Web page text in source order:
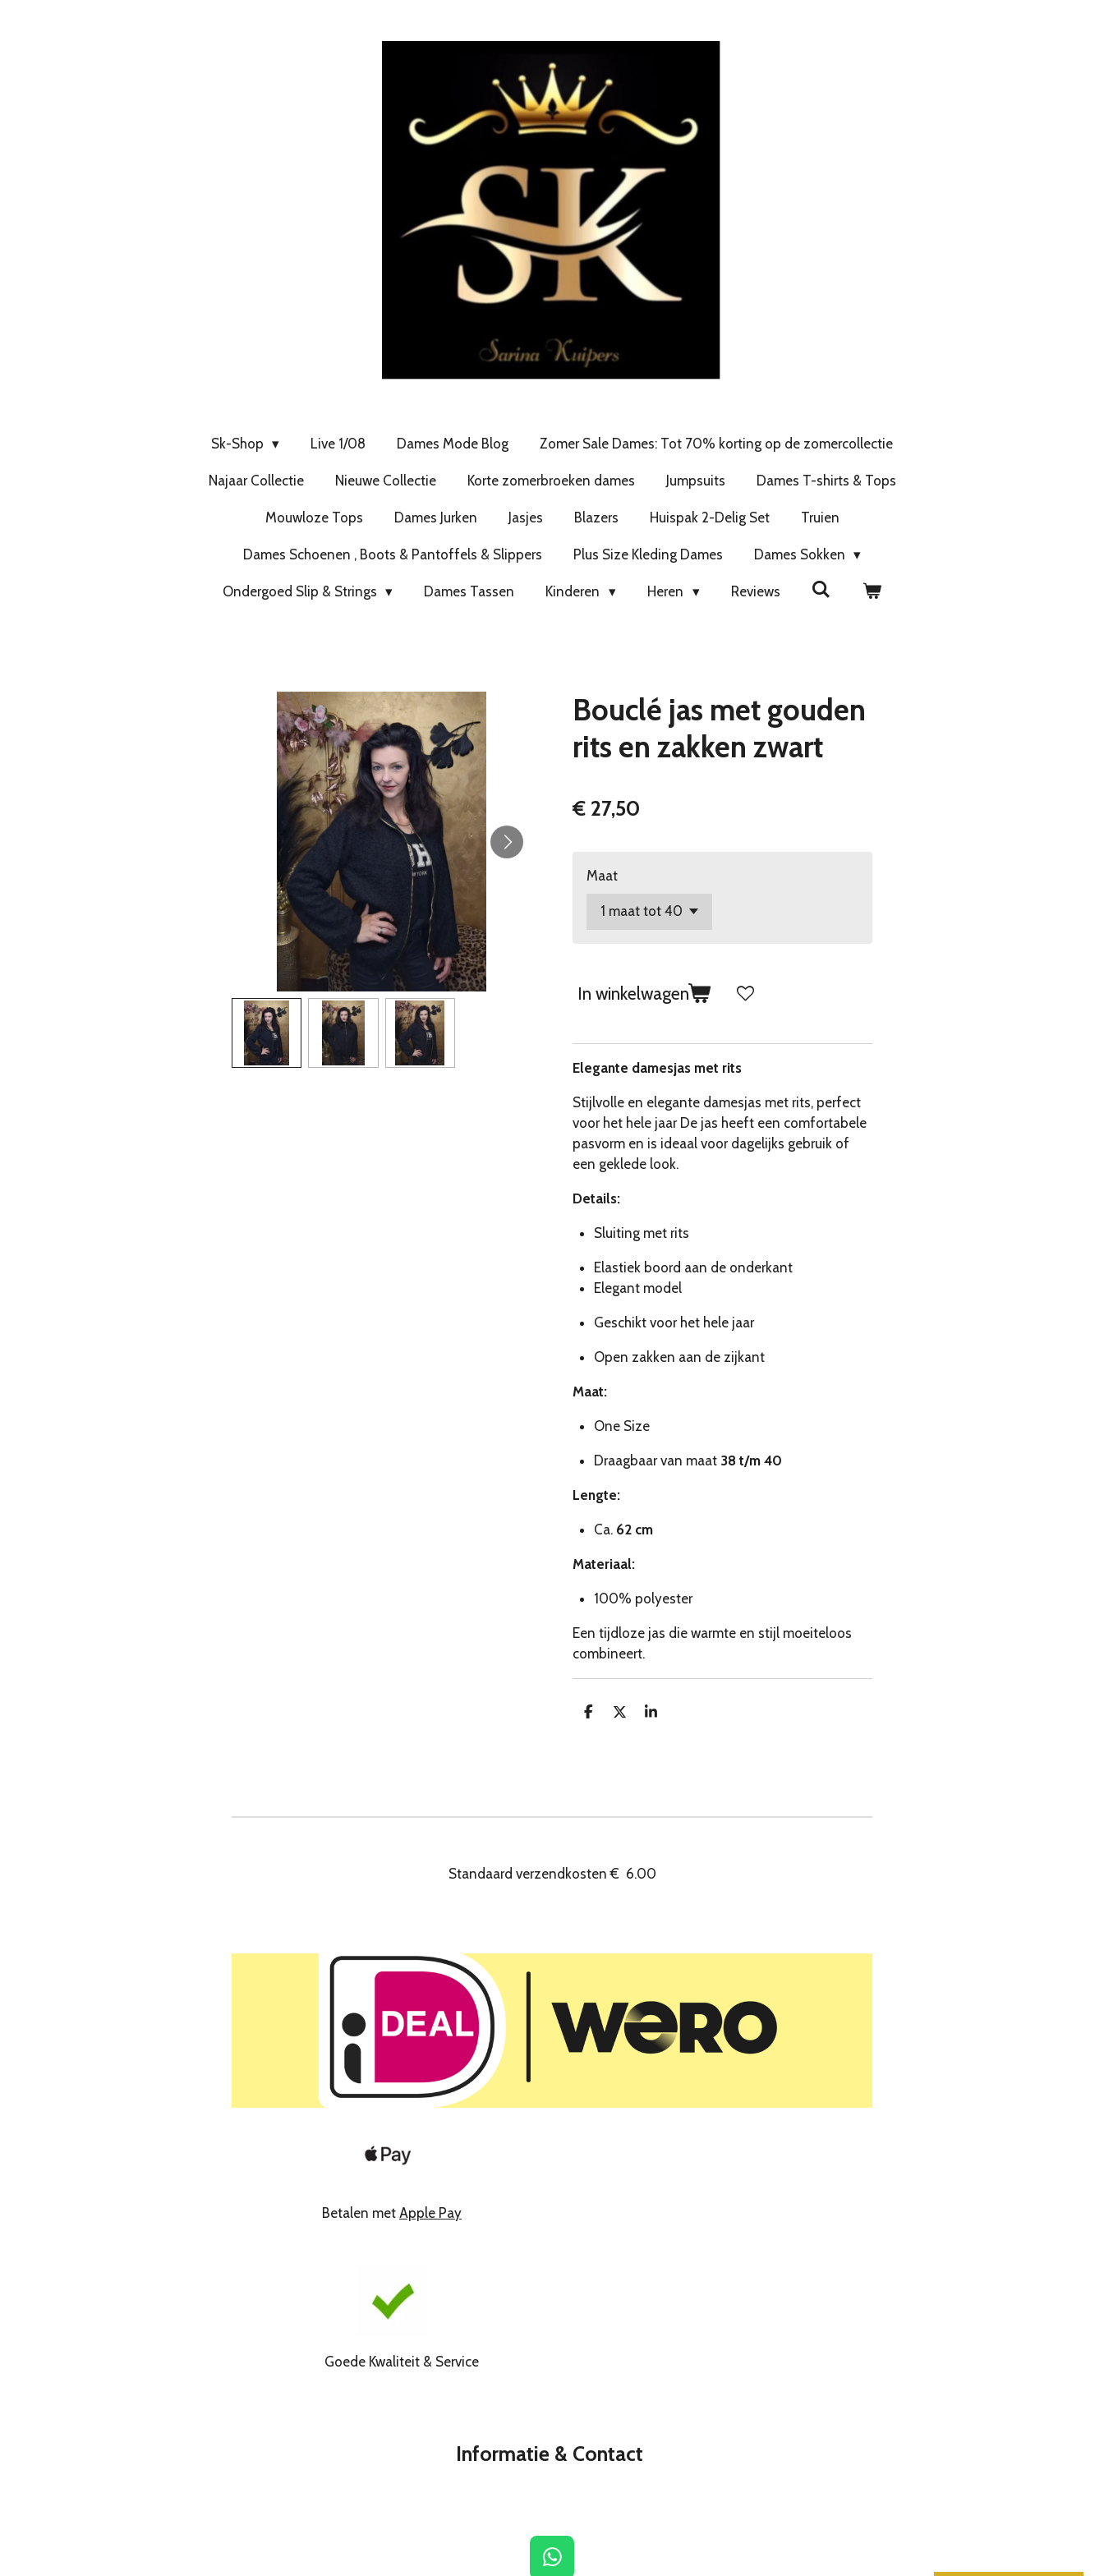
Sk-Shop Live 1/08 Dames Mode Blog Zomer Sale Dames: Tot 70% korting op de zomercollectie
Najaar Collectie Nieuwe Collectie Korte zomerbroeken dames Jumpsuits Dames T-shirts & Tops
Mouwloze Tops Dames Jurken Jasjes Blazers Huispak 2-Delig Set Truien
Dames Schoenen , Boots & Pantoffels & Slippers Plus Size Kleding Dames Dames Sokken
Ondergoed Slip & Strings Dames Tassen Kinderen Heren Reviews
Bouclé jas met gouden
rits en zakken zwart
€ 27,50
Maat
In winkelwagen
Elegante damesjas met rits
Stijlvolle en elegante damesjas met rits, perfect
voor het hele jaar De jas heeft een comfortabele
pasvorm en is ideaal voor dagelijks gebruik of
een geklede look.
Details:
Sluiting met rits
Elastiek boord aan de onderkant
Elegant model
Geschikt voor het hele jaar
Open zakken aan de zijkant
Maat:
One Size
Draagbaar van maat 38 t/m 40
Lengte:
Ca. 62 cm
Materiaal:
100% polyester
Een tijdloze jas die warmte en stijl moeiteloos
combineert.
D
D
S
Standaard verzendkosten€ 6.00
Betalen met Apple Pay
Goede Kwaliteit & Service
Informatie & Contact
W